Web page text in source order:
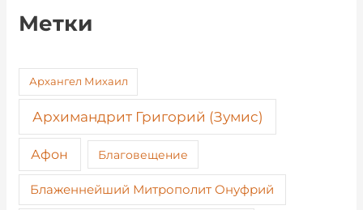
Метки
Архангел Михаил
Архимандрит Григорий (Зумис)
Афон Благовещение
Блаженнейший Митрополит Онуфрий